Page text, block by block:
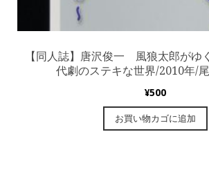
【同人誌】唐沢俊一 風狼太郎が
代劇のステキな世界/2010年/
¥500
お買い物カゴに追加